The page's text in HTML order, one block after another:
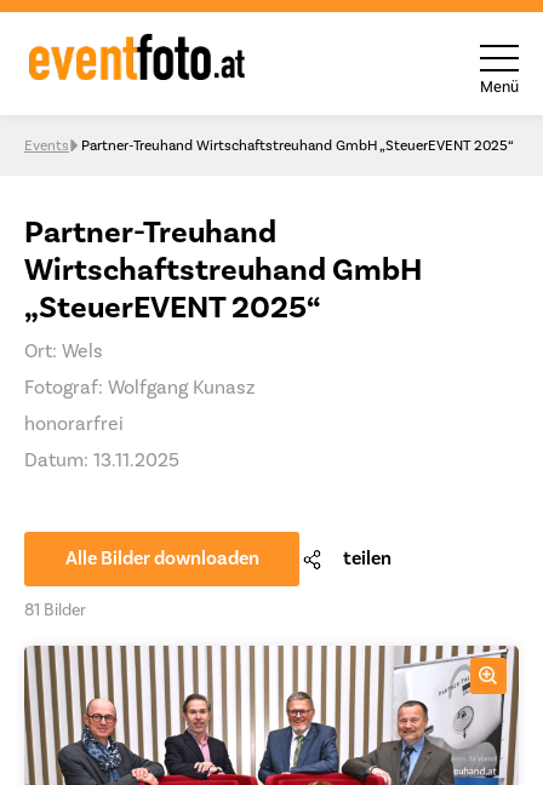
Skip to content
Menü
Events Partner-Treuhand Wirtschaftstreuhand GmbH „SteuerEVENT 2025“
Partner-Treuhand
Wirtschaftstreuhand GmbH
„SteuerEVENT 2025“
Ort: Wels
Fotograf: Wolfgang Kunasz
honorarfrei
Datum: 13.11.2025
Alle Bilder downloaden teilen
81 Bilder